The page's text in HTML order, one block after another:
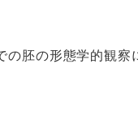
胚の形態学的観察